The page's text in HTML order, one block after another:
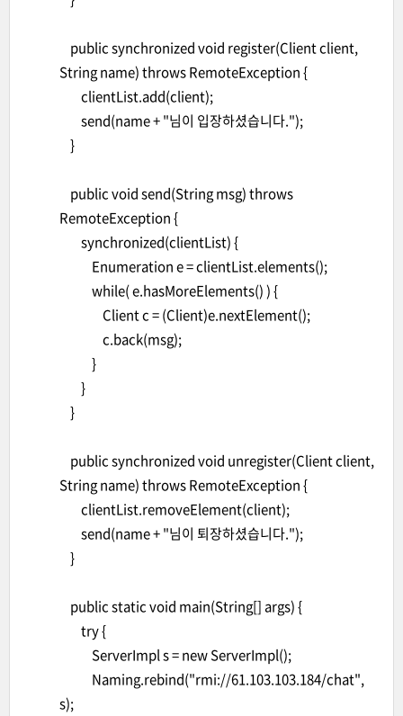
public synchronized void register(Client client,
String name) throws RemoteException {
clientList.add(client);
send(name + "님이 입장하셨습니다.");
}
public void send(String msg) throws
RemoteException {
synchronized(clientList) {
Enumeration e = clientList.elements();
while( e.hasMoreElements() ) {
Client c = (Client)e.nextElement();
c.back(msg);
}
}
}
public synchronized void unregister(Client client,
String name) throws RemoteException {
clientList.removeElement(client);
send(name + "님이 퇴장하셨습니다.");
}
public static void main(String[] args) {
try {
ServerImpl s = new ServerImpl();
Naming.rebind("rmi://61.103.103.184/chat",
s);